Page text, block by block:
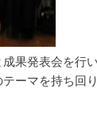
果発表会を行
ーマを持ち回